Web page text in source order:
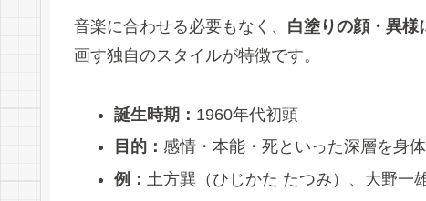
音楽に合わせる必要もなく、 白塗りの顔・異様
画す独自のスタイルが特徴です。
誕生時期： 1960年代初頭
目的： 感情・本能・死といった深層を身
例： 土方巽（ひじかた たつみ）、大野一